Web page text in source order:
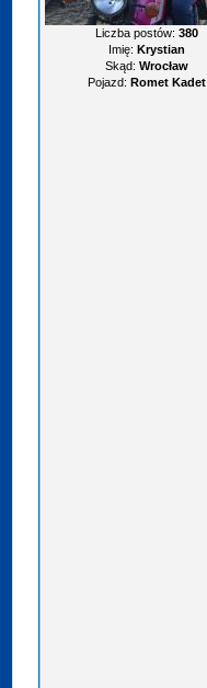
Liczba postów:380
Imię: Krystian
Skąd: Wrocław
Pojazd: Romet Kadet